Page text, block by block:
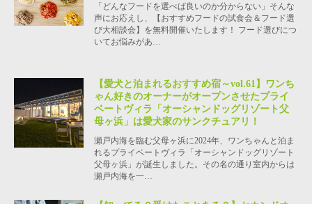
「どんなフードを選べば良いのか分からない」そんな
声にお応えし、【おすすめフードの試食会＆フード選
び大相談会】を無料開催いたします！ フード選びにつ
いてお悩みがあ…
【愛犬と泊まれるおすすめ宿～vol.61】ワンち
ゃん好きのオーナーがオープンさせたプライ
ベートヴィラ「オーシャンドッグリゾート父
母ヶ浜」は愛犬家のサンクチュアリ！
瀬戸内海を臨む父母ヶ浜に2024年、ワンちゃんと泊ま
れるプライベートヴィラ「オーシャンドッグリゾート
父母ヶ浜」が誕生しました。その名の通り室内からは
瀬戸内海を一…